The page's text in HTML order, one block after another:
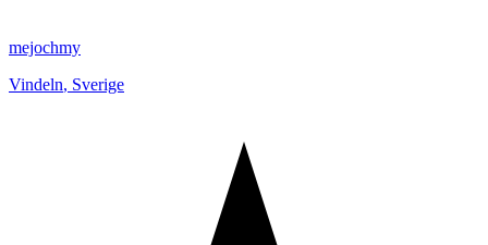
mejochmy
Vindeln, Sverige